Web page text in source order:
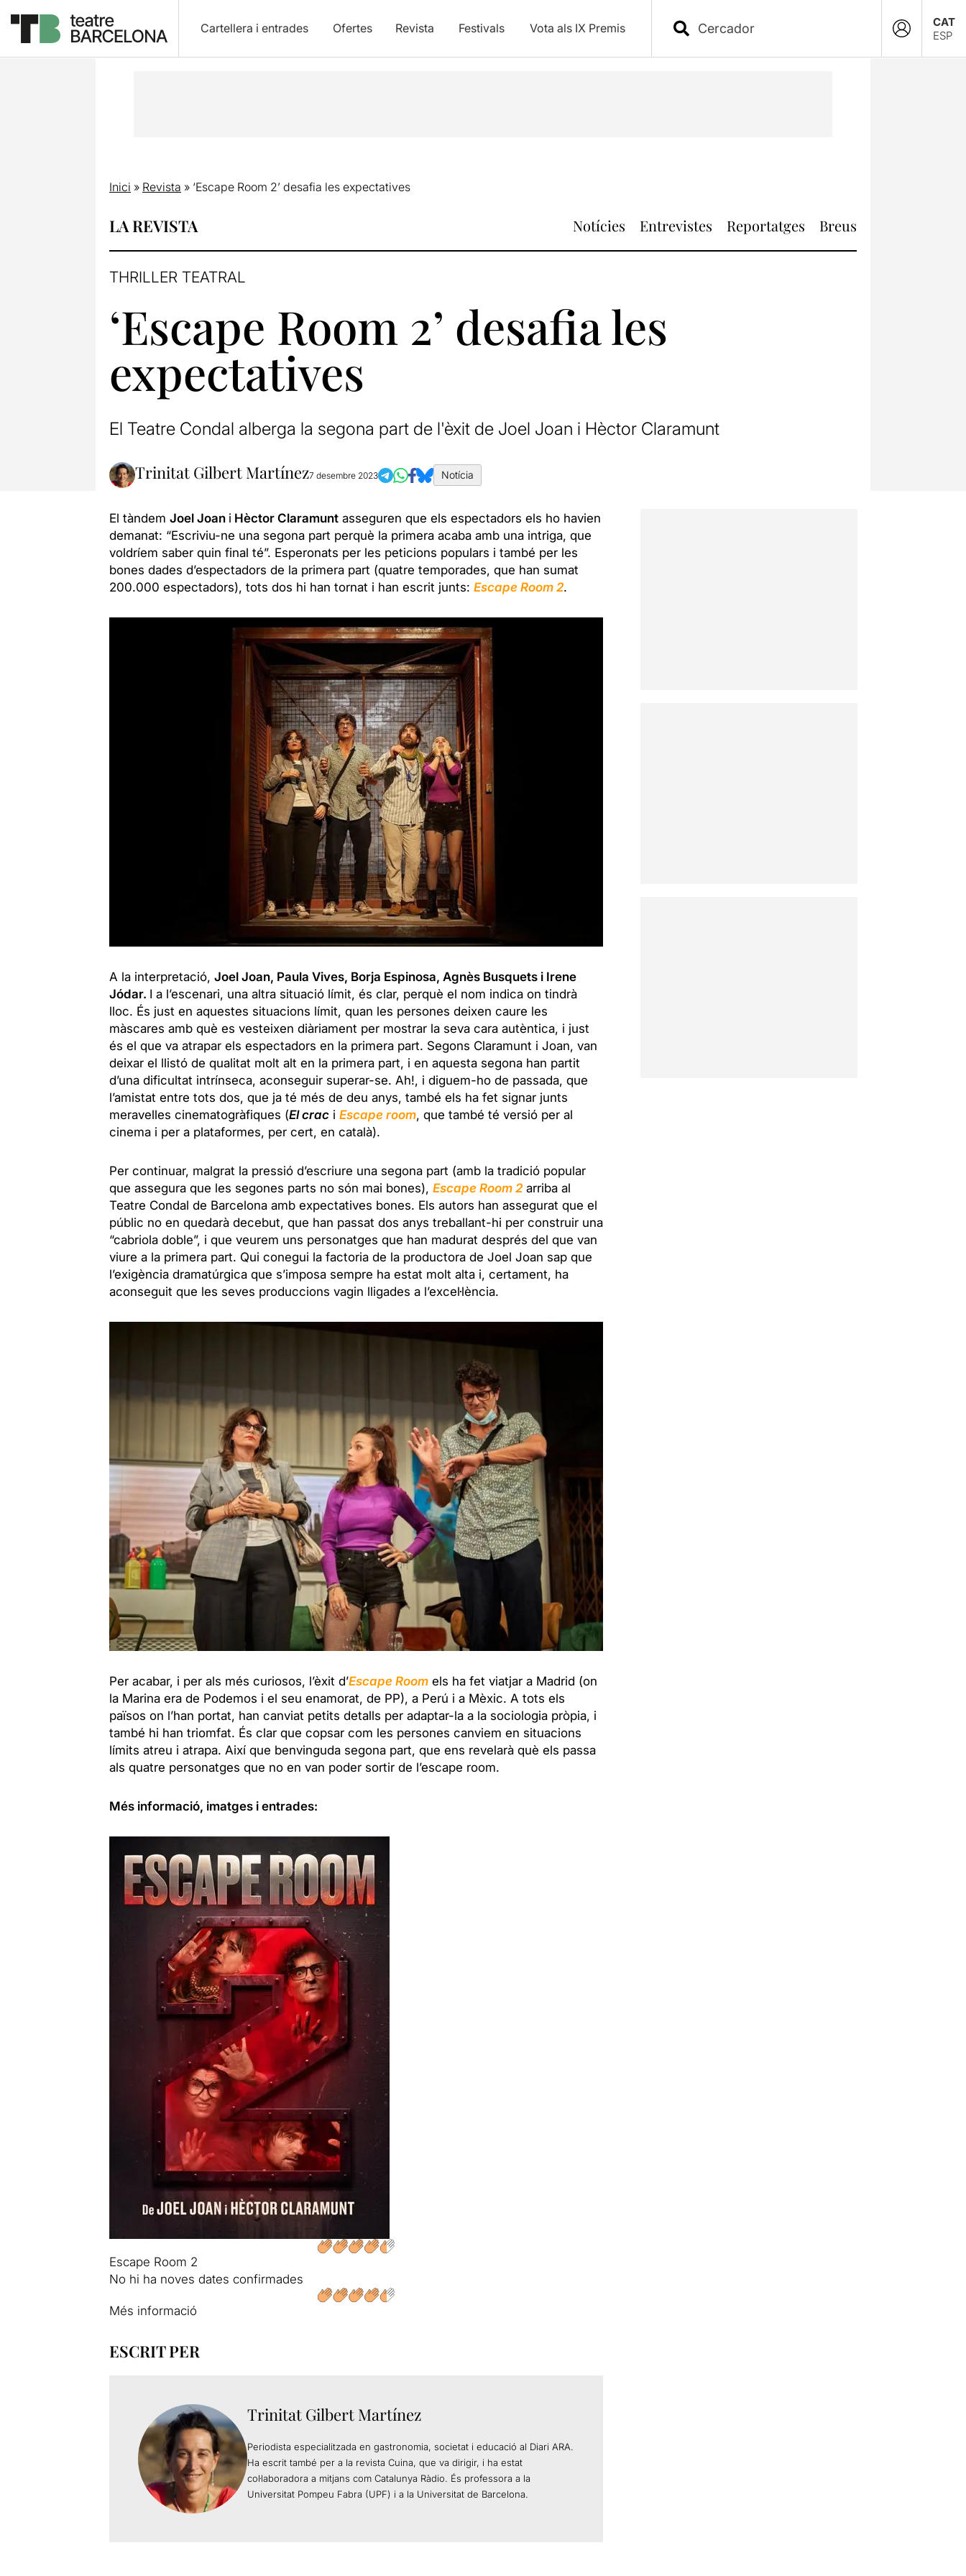
Cartellera i entrades Ofertes Revista Festivals Vota als IX Premis
CAT
ESP
Inici » Revista » ‘Escape Room 2’ desafia les expectatives
LA REVISTA Notícies Entrevistes Reportatges Breus
THRILLER TEATRAL
‘Escape Room 2’ desafia les
expectatives
El Teatre Condal alberga la segona part de l'èxit de Joel Joan i Hèctor Claramunt
Trinitat Gilbert Martínez7 desembre 2023 Notícia
El tàndem Joel Joan i Hèctor Claramuntasseguren que els espectadors els ho havien
demanat: “Escriviu-ne una segona part perquè la primera acaba amb una intriga, que
voldríem saber quin final té”. Esperonats per les peticions populars i també per les
bones dades d’espectadors de la primera part (quatre temporades, que han sumat
200.000 espectadors), tots dos hi han tornat i han escrit junts: Escape Room 2.
A la interpretació, Joel Joan, Paula Vives, Borja Espinosa, Agnès Busquets i Irene
Jódar. I a l’escenari, una altra situació límit, és clar, perquè el nom indica on tindrà
lloc. És just en aquestes situacions límit, quan les persones deixen caure les
màscares amb què es vesteixen diàriament per mostrar la seva cara autèntica, i just
és el que va atrapar els espectadors en la primera part. Segons Claramunt i Joan, van
deixar el llistó de qualitat molt alt en la primera part, i en aquesta segona han partit
d’una dificultat intrínseca, aconseguir superar-se. Ah!, i diguem-ho de passada, que
l’amistat entre tots dos, que ja té més de deu anys, també els ha fet signar junts
meravelles cinematogràfiques (El craci Escape room, que també té versió per al
cinema i per a plataformes, per cert, en català).
Per continuar, malgrat la pressió d’escriure una segona part (amb la tradició popular
que assegura que les segones parts no són mai bones), Escape Room 2arriba al
Teatre Condal de Barcelona amb expectatives bones. Els autors han assegurat que el
públic no en quedarà decebut, que han passat dos anys treballant-hi per construir una
“cabriola doble”, i que veurem uns personatges que han madurat després del que van
viure a la primera part. Qui conegui la factoria de la productora de Joel Joan sap que
l’exigència dramatúrgica que s’imposa sempre ha estat molt alta i, certament, ha
aconseguit que les seves produccions vagin lligades a l’excel·lència.
Per acabar, i per als més curiosos, l’èxit d’Escape Roomels ha fet viatjar a Madrid (on
la Marina era de Podemos i el seu enamorat, de PP), a Perú i a Mèxic. A tots els
països on l’han portat, han canviat petits detalls per adaptar-la a la sociologia pròpia, i
també hi han triomfat. És clar que copsar com les persones canviem en situacions
límits atreu i atrapa. Així que benvinguda segona part, que ens revelarà què els passa
als quatre personatges que no en van poder sortir de l’escape room.
Més informació, imatges i entrades:
Escape Room 2
No hi ha noves dates confirmades
Més informació
ESCRIT PER
Trinitat Gilbert Martínez
Periodista especialitzada en gastronomia, societat i educació al Diari ARA.
Ha escrit també per a la revista Cuina, que va dirigir, i ha estat
col·laboradora a mitjans com Catalunya Ràdio. És professora a la
Universitat Pompeu Fabra (UPF) i a la Universitat de Barcelona.